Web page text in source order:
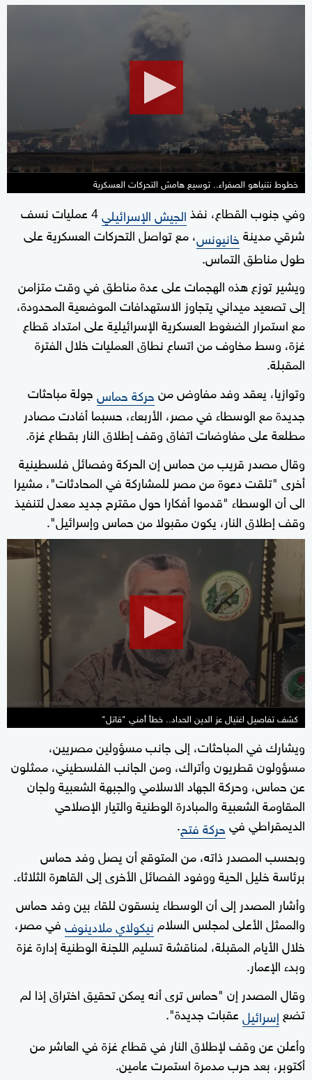
خطوط نتنياهو الصفراء.. توسيع هامش التحركات العسكرية
وفي جنوب القطاع، نفذالجيش الإسرائيلي
4 عمليات نسف
شرقي مدينةخانيونس، مع تواصل التحركات العسكرية على
طول مناطق التماس.
ويشير توزع هذه الهجمات على عدة مناطق في وقت متزامن
إلى تصعيد ميداني يتجاوز الاستهدافات الموضعية المحدودة،
مع استمرار الضغوط العسكرية الإسرائيلية على امتداد قطاع
غزة، وسط مخاوف من اتساع نطاق العمليات خلال الفترة
المقبلة.
وتوازيا، يعقد وفد مفاوض منحركة حماسجولة مباحثات
جديدة مع الوسطاء في مصر، الأربعاء، حسبما أفادت مصادر
مطلعة على مفاوضات اتفاق وقف إطلاق النار بقطاع غزة.
وقال مصدر قريب من حماس إن الحركة وفصائل فلسطينية
أخرى "تلقت دعوة من مصر للمشاركة في المحادثات"، مشيرا
الى أن الوسطاء "قدموا أفكارا حول مقترح جديد معدل لتنفيذ
وقف إطلاق النار، يكون مقبولا من حماس وإسرائيل".
0
seconds
minute,
كشف تفاصيل اغتيال عز الدين الحداد.. خطأ أمني "قاتل"
ويشارك في المباحثات، إلى جانب مسؤولين مصريين،
مسؤولون قطريون وأتراك، ومن الجانب الفلسطيني، ممثلون
عن حماس، وحركة الجهاد الاسلامي والجبهة الشعبية ولجان
المقاومة الشعبية والمبادرة الوطنية والتيار الإصلاحي
الديمقراطي فيحركة فتح.
وبحسب المصدر ذاته، من المتوقع أن يصل وفد حماس
برئاسة خليل الحية ووفود الفصائل الأخرى إلى القاهرة الثلاثاء.
وأشار المصدر إلى أن الوسطاء ينسقون للقاء بين وفد حماس
والممثل الأعلى لمجلس السلام نيكولاي ملادينوففي مصر،
خلال الأيام المقبلة، لمناقشة تسليم اللجنة الوطنية إدارة غزة
وبدء الإعمار.
وقال المصدر إن "حماس ترى أنه يمكن تحقيق اختراق إذا لم
تضع إسرائيلعقبات جديدة".
وأعلن عن وقف لإطلاق النار في قطاع غزة في العاشر من
أكتوبر، بعد حرب مدمرة استمرت عامين.